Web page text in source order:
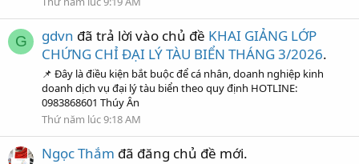
G gdvn đã trả lời vào chủ đề KHAI GIẢNG LỚP
CHỨNG CHỈ ĐẠI LÝ TÀU BIỂN THÁNG 3/2026.
📌 Đây là điều kiện bắt buộc để cá nhân, doanh nghiệp kinh
doanh dịch vụ đại lý tàu biển theo quy định HOTLINE:
0983868601 Thúy Ân
Thứ năm lúc 9:18 AM
Ngọc Thắm đã đăng chủ đề mới.